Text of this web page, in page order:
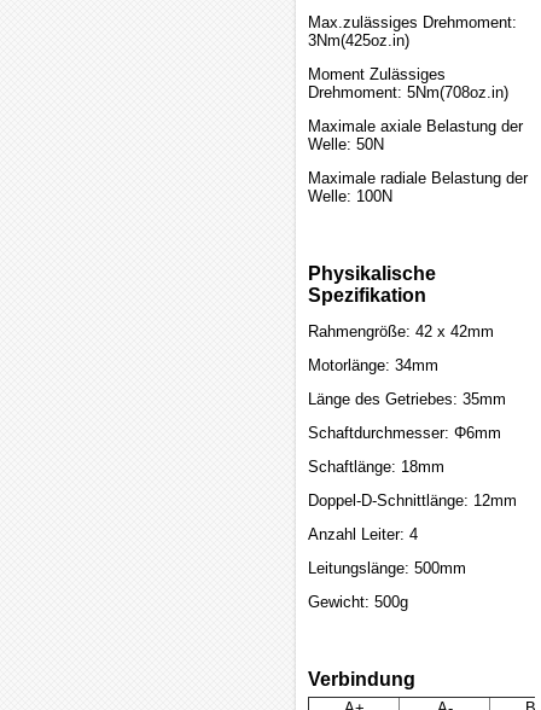
Max.zulässiges Drehmoment:
3Nm(425oz.in)
Moment Zulässiges
Drehmoment: 5Nm(708oz.in)
Maximale axiale Belastung der
Welle: 50N
Maximale radiale Belastung der
Welle: 100N
Physikalische
Spezifikation
Rahmengröße: 42 x 42mm
Motorlänge: 34mm
Länge des Getriebes: 35mm
Schaftdurchmesser: Φ6mm
Schaftlänge: 18mm
Doppel-D-Schnittlänge: 12mm
Anzahl Leiter: 4
Leitungslänge: 500mm
Gewicht: 500g
Verbindung